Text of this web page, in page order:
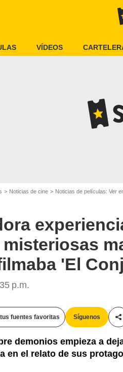
VÍDEOS
Noticias de cine Noticias de películas: Ver
'El
p.m.
fuentes favoritas Síguenos
demonios empieza a
en el relato de sus